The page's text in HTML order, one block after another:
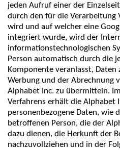
jeden Aufruf einer der
durch den für die
wird und auf welcher eine
integriert wurde, wird der
informationstechnologischen
Person automatisch durch die
Komponente veranlasst, Daten
Werbung und der Abrechnung
Alphabet Inc. zu übermitteln.
Verfahrens erhält die Alphabet
personenbezogene Daten, wie
betroffenen Person, die der
dazu dienen, die Herkunft der
nachzuvollziehen und in der